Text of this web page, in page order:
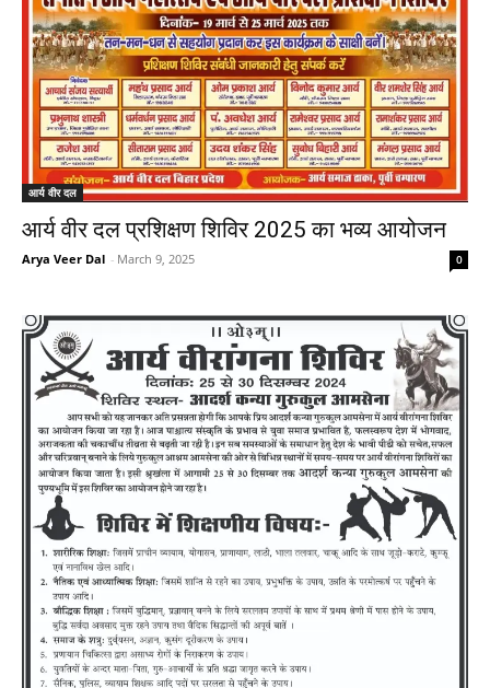
आर्य वीर दल
आर्य वीर दल प्रशिक्षण शिविर 2025 का भव्य आयोजन
Arya Veer Dal - March 9, 2025 0